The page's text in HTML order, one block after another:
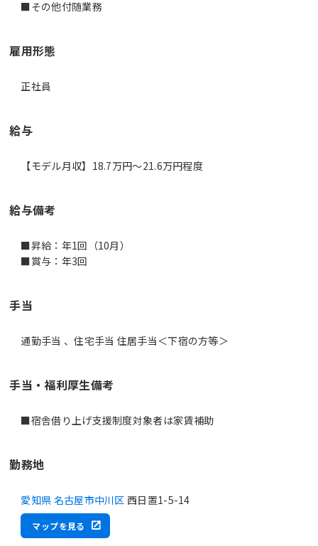
■その他付随業務
雇用形態
正社員
給与
【モデル月収】18.7万円〜21.6万円程度
給与備考
■昇給：年1回（10月）
■賞与：年3回
手当
通勤手当 、住宅手当 住居手当＜下宿の方等＞
手当・福利厚生備考
■宿舎借り上げ支援制度対象者は家賃補助
勤務地
愛知県 名古屋市中川区 西日置1-5-14
マップを見る